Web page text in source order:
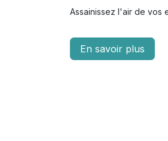
Assainissez l'air de vos
En savoir plus